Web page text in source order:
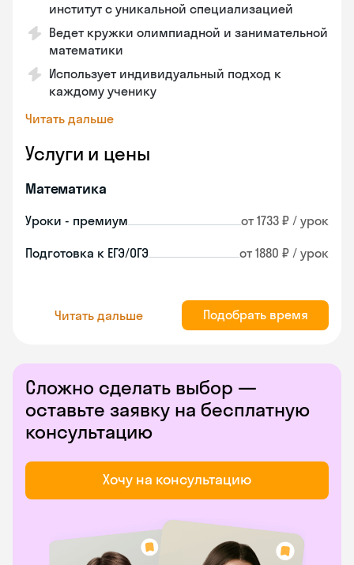
институт с уникальной специализацией
Ведет кружки олимпиадной и занимательной
математики
Использует индивидуальный подход к
каждому ученику
Читать дальше
Услуги и цены
Математика
Уроки - премиум от 1733 ₽ / урок
Подготовка к ЕГЭ/ОГЭ от 1880 ₽ / урок
Читать дальше Подобрать время
Сложно сделать выбор —
оставьте заявку на бесплатную
консультацию
Хочу на консультацию